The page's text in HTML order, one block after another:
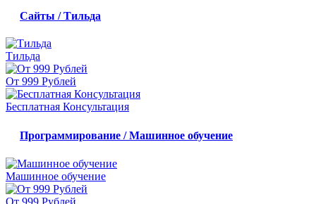
Сайты / Тильда
Тильда
От 999 Рублей
Бесплатная Консультация
Программирование / Машинное обучение
Машинное обучение
От 999 Рублей